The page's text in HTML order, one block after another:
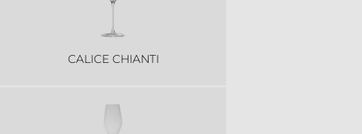
CALICE CHIANTI